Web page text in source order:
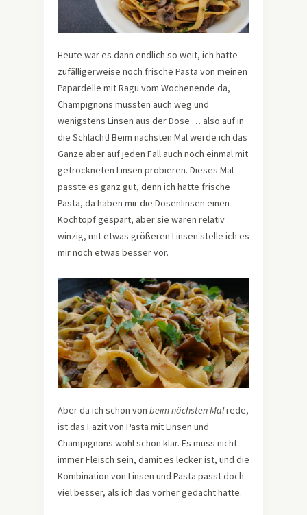
Heute war es dann endlich so weit, ich hatte
zufälligerweise noch frische Pasta von meinen
Papardelle mit Ragu vom Wochenende da,
Champignons mussten auch weg und
wenigstens Linsen aus der Dose … also auf in
die Schlacht! Beim nächsten Mal werde ich das
Ganze aber auf jeden Fall auch noch einmal mit
getrockneten Linsen probieren. Dieses Mal
passte es ganz gut, denn ich hatte frische
Pasta, da haben mir die Dosenlinsen einen
Kochtopf gespart, aber sie waren relativ
winzig, mit etwas größeren Linsen stelle ich es
mir noch etwas besser vor.
Aber da ich schon von beim nächsten Malrede,
ist das Fazit von Pasta mit Linsen und
Champignons wohl schon klar. Es muss nicht
immer Fleisch sein, damit es lecker ist, und die
Kombination von Linsen und Pasta passt doch
viel besser, als ich das vorher gedacht hatte.